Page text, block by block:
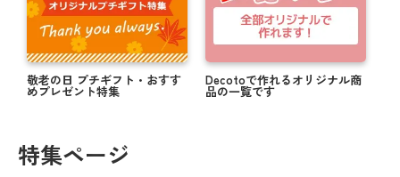
敬老の日 プチギフト・おすす
めプレゼント特集
Decotoで作れるオリジナル商
品の一覧です
特集ページ